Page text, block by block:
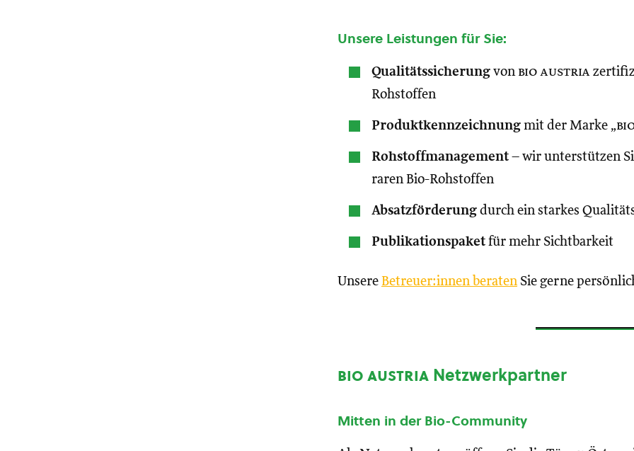
Unsere Leistungen für Sie:
Qualitätssicherung von bio austria
Rohstoffen
Produktkennzeichnung mit der Marke „
Rohstoffmanagement – wir unterstützen
raren Bio-Rohstoffen
Absatzförderung durch ein starkes
Publikationspaket für mehr Sichtbarkeit
Unsere Betreuer:innen beratenSie gerne
bio austria Netzwerkpartner
Mitten in der Bio-Community